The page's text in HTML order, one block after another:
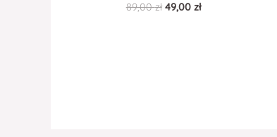
89,00zł 49,00 zł